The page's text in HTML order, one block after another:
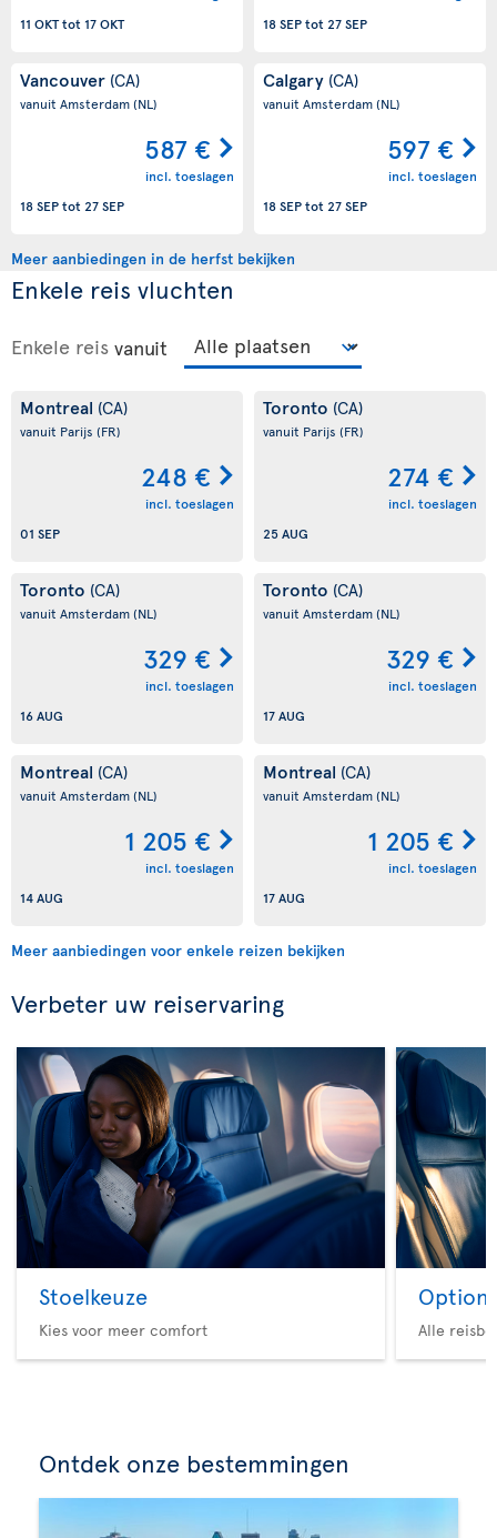
11 OKTtot 17 OKT
18 SEPtot 27 SEP
Vancouver (CA)
vanuit Amsterdam(NL)
587 €
incl. toeslagen
18 SEPtot 27 SEP
Calgary (CA)
vanuit Amsterdam(NL)
597 €
incl. toeslagen
18 SEPtot 27 SEP
Meer aanbiedingen in de herfst bekijken
Enkele reis vluchten
Enkele reis vanuit
Montreal (CA)
vanuit Parijs (FR)
248 €
incl. toeslagen
01 SEP
Toronto (CA)
vanuit Parijs (FR)
274 €
incl. toeslagen
25 AUG
Toronto (CA)
vanuit Amsterdam(NL)
329 €
incl. toeslagen
16 AUG
Toronto (CA)
vanuit Amsterdam(NL)
329 €
incl. toeslagen
17 AUG
Montreal (CA)
vanuit Amsterdam(NL)
1 205 €
incl. toeslagen
14 AUG
Montreal (CA)
vanuit Amsterdam(NL)
1 205 €
incl. toeslagen
17 AUG
Meer aanbiedingen voor enkele reizen bekijken
Verbeter uw reiservaring
Stoelkeuze
Kies voor meer comfort
Option
Alle
Ontdek onze bestemmingen